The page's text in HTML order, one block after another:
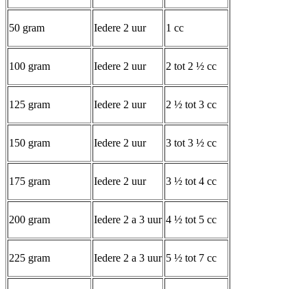
50 gram Iedere 2 uur 1 cc
100 gram Iedere 2 uur 2 tot 2 ½ cc
125 gram Iedere 2 uur 2 ½ tot 3 cc
150 gram Iedere 2 uur 3 tot 3 ½ cc
175 gram Iedere 2 uur 3 ½ tot 4 cc
200 gram Iedere 2 a 3 uur 4 ½ tot 5 cc
225 gram Iedere 2 a 3 uur 5 ½ tot 7 cc